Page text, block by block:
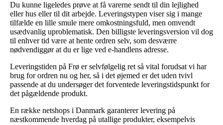
Du kunne ligeledes prøve at få varerne sendt til din lejlighed
eller hus eller til dit arbejde. Leveringstypen viser sig i mange
tilfælde en lille smule mere omkostningsfuld, men omvendt
usædvanlig uproblematisk. Den billigste leveringsversion vil dog
til enhver tid være at hente ordren selv, som desværre
nødvendiggør at du er lige ved e-handlens adresse.
Leveringstiden på Frø er selvfølgelig ret så vital forudsat vi har
brug for ordren nu og her, så i det øjemed er det uden tvivl
passende at du undersøger det forventede leveringstidspunkt for
det pågældende produkt.
En række netshops i Danmark garanterer levering på
næstkommende hverdag på utallige produkter, eksempelvis